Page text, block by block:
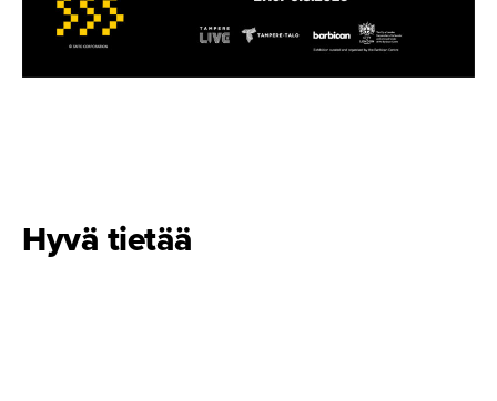
Hyvä tietää